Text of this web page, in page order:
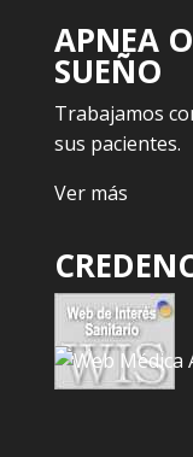
APNEA
SUEÑO
Trabajamos
sus pacientes.
Ver más